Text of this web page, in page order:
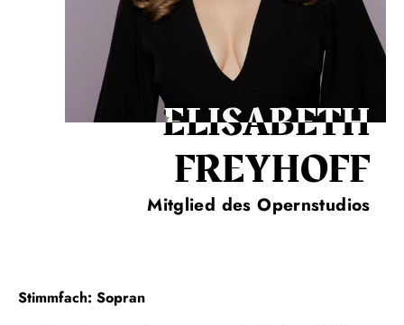
ELISABETH
FREYHOFF
Mitglied des Opernstudios
Stimmfach: Sopran